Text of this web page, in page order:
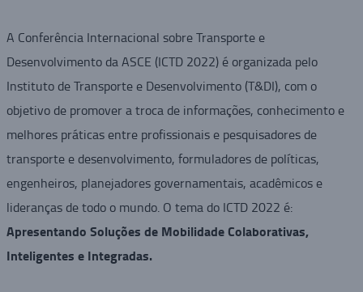
A Conferência Internacional sobre Transporte e
Desenvolvimento da ASCE (ICTD 2022) é organizada pelo
Instituto de Transporte e Desenvolvimento (T&DI), com o
objetivo de promover a troca de informações, conhecimento e
melhores práticas entre profissionais e pesquisadores de
transporte e desenvolvimento, formuladores de políticas,
engenheiros, planejadores governamentais, acadêmicos e
lideranças de todo o mundo. O tema do ICTD 2022 é:
Apresentando Soluções de Mobilidade Colaborativas,
Inteligentes e Integradas.